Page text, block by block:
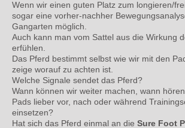
Wenn wir einen guten Platz zum longieren/
sogar eine vorher-nachher
Gangarten möglich.
Auch kann man vom Sattel aus die Wirkung
erfühlen.
Das Pferd bestimmt selbst wie wir mit den
zeige worauf zu achten ist.
Welche Signale sendet das Pferd?
Wann können wir weiter machen, wann
Pads lieber vor, nach oder während
einsetzen?
Hat sich das Pferd einmal an die Sure Foot